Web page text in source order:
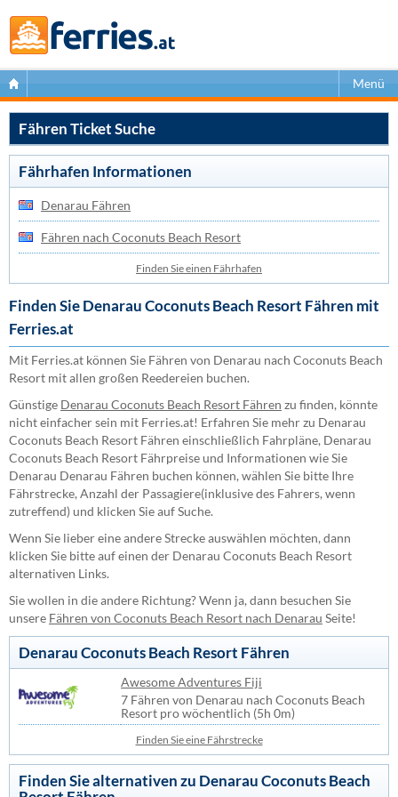
Menü
Fähren Ticket Suche
Fährhafen Informationen
Denarau Fähren
Fähren nach Coconuts Beach Resort
Finden Sie einen Fährhafen
Finden Sie Denarau Coconuts Beach Resort Fähren mit
Ferries.at
Mit Ferries.at können Sie Fähren von Denarau nach Coconuts Beach
Resort mit allen großen Reedereien buchen.
Günstige Denarau Coconuts Beach Resort Fähren zu finden, könnte
nicht einfacher sein mit Ferries.at! Erfahren Sie mehr zu Denarau
Coconuts Beach Resort Fähren einschließlich Fahrpläne, Denarau
Coconuts Beach Resort Fährpreise und Informationen wie Sie
Denarau Denarau Fähren buchen können, wählen Sie bitte Ihre
Fährstrecke, Anzahl der Passagiere(inklusive des Fahrers, wenn
zutreffend) und klicken Sie auf Suche.
Wenn Sie lieber eine andere Strecke auswählen möchten, dann
klicken Sie bitte auf einen der Denarau Coconuts Beach Resort
alternativen Links.
Sie wollen in die andere Richtung? Wenn ja, dann besuchen Sie
unsere Fähren von Coconuts Beach Resort nach Denarau Seite!
Denarau Coconuts Beach Resort Fähren
Awesome Adventures Fiji
7 Fähren von Denarau nach Coconuts Beach
Resort pro wöchentlich (5h 0m)
Finden Sie eine Fährstrecke
Finden Sie alternativen zu Denarau Coconuts Beach